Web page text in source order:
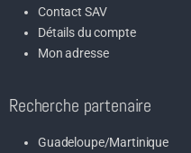
Contact SAV
Détails du compte
Mon adresse
Recherche partenaire
Guadeloupe/Martinique